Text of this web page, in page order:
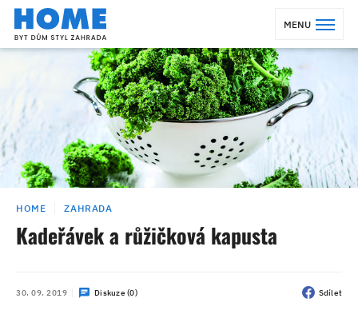
MENU
HOME ZAHRADA
Kadeřávek a růžičková kapusta
30. 09. 2019 Diskuze (0) Sdílet